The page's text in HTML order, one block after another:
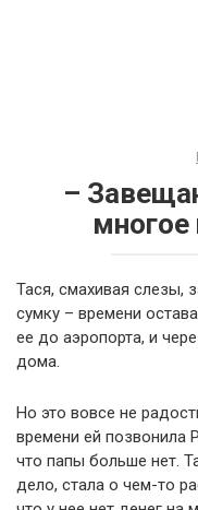
–
многое
Тася, смахивая слезы,
сумку – времени
ее до аэропорта, и
дома.
Но это вовсе не
времени ей позвонила
что папы больше нет.
дело, стала о чем-то